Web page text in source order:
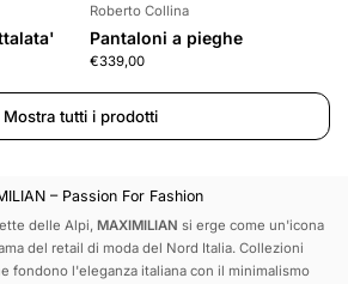
Roberto Collina
Pantaloni a pieghe
€339,00
Mostra tutti i prodotti
– Passion For Fashion
delle Alpi, MAXIMILIAN si erge come un'icona
del retail di moda del Nord Italia. Collezioni
fondono l'eleganza italiana con il minimalismo